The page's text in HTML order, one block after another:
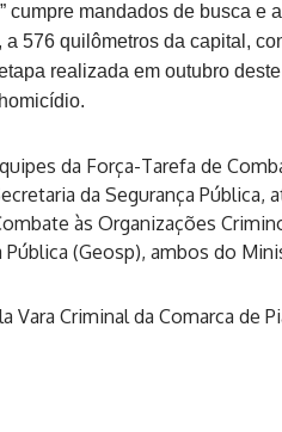
cumpre mandados de busca e
576 quilômetros da capital,
realizada em outubro
da Força-Tarefa de
da Segurança Pública,
às Organizações
(Geosp), ambos do
Criminal da Comarca de